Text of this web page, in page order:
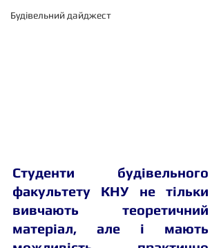
Будівельний дайджест
Студенти будівельного
факультету КНУ не тільки
вивчають теоретичний
матеріал, але і мають